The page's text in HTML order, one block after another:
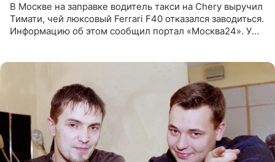
В Москве на заправке водитель такси на Chery выручил
Тимати, чей люксовый Ferrari F40 отказался заводиться.
Информацию об этом сообщил портал «Москва24». У